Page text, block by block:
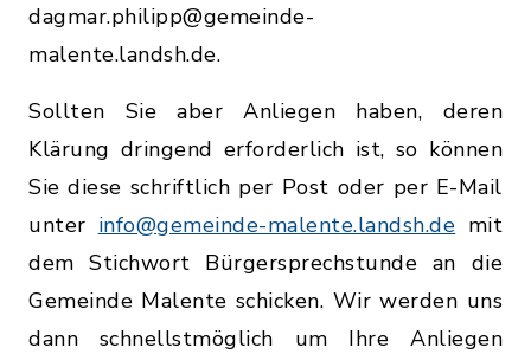
dagmar.philipp@gemeinde-
malente.landsh.de.
Sollten Sie aber Anliegen haben, deren
Klärung dringend erforderlich ist, so können
Sie diese schriftlich per Post oder per E-Mail
unter info@gemeinde-malente.landsh.de mit
dem Stichwort Bürgersprechstunde an die
Gemeinde Malente schicken. Wir werden uns
dann schnellstmöglich um Ihre Anliegen